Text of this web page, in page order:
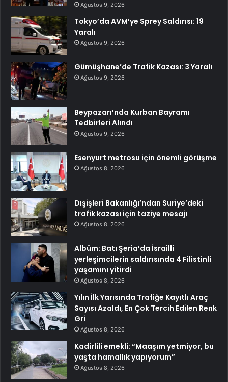
Ağustos 9, 2026
Tokyo’da AVM’ye Sprey Saldırısı: 19
Yaralı
Ağustos 9, 2026
Gümüşhane’de Trafik Kazası: 3 Yaralı
Ağustos 9, 2026
Beypazarı’nda Kurban Bayramı
Tedbirleri Alındı
Ağustos 9, 2026
Esenyurt metrosu için önemli görüşme
Ağustos 8, 2026
Dışişleri Bakanlığı’ndan Suriye’deki
trafik kazası için taziye mesajı
Ağustos 8, 2026
Albüm: Batı Şeria’da İsrailli
yerleşimcilerin saldırısında 4 Filistinli
yaşamını yitirdi
Ağustos 8, 2026
Yılın İlk Yarısında Trafiğe Kayıtlı Araç
Sayısı Azaldı, En Çok Tercih Edilen Renk
Gri
Ağustos 8, 2026
Kadirlili emekli: “Maaşım yetmiyor, bu
yaşta hamallık yapıyorum”
Ağustos 8, 2026